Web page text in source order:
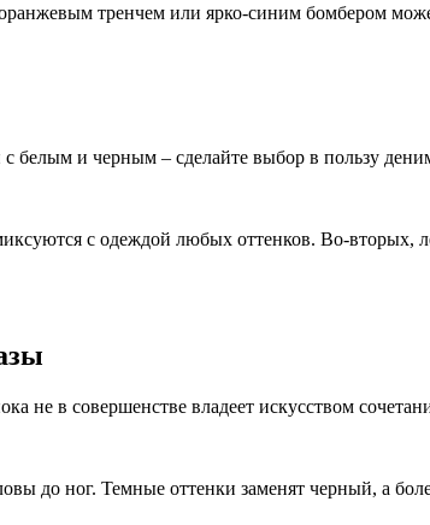
тренчем или ярко-синим бомбером
белым и черным – сделайте выбор в пользу
с одеждой любых оттенков. Во-вторых,
в совершенстве владеет искусством
до ног. Темные оттенки заменят черный, а